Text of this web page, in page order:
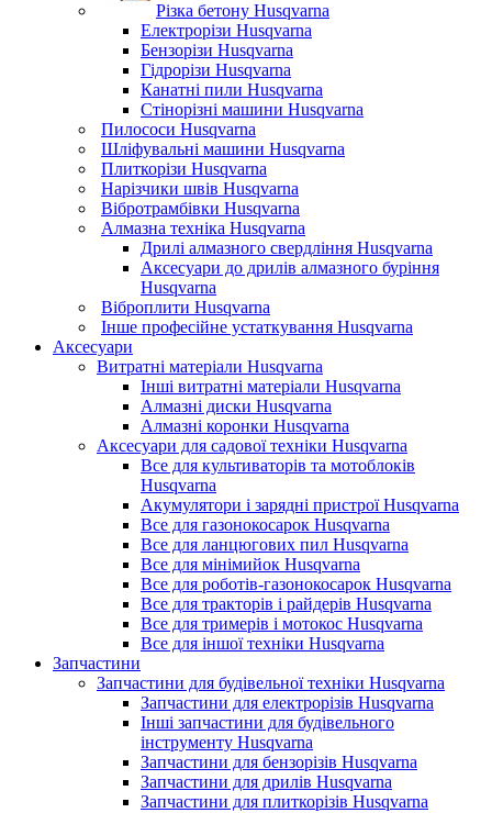
Різка бетону Husqvarna
Електрорізи Husqvarna
Бензорізи Husqvarna
Гідрорізи Husqvarna
Канатні пили Husqvarna
Стінорізні машини Husqvarna
Пилососи Husqvarna
Шліфувальні машини Husqvarna
Плиткорізи Husqvarna
Нарізчики швів Husqvarna
Вібротрамбівки Husqvarna
Алмазна техніка Husqvarna
Дрилі алмазного свердління Husqvarna
Аксесуари до дрилів алмазного буріння
Husqvarna
Віброплити Husqvarna
Інше професійне устаткування Husqvarna
Аксесуари
Витратні матеріали Husqvarna
Інші витратні матеріали Husqvarna
Алмазні диски Husqvarna
Алмазні коронки Husqvarna
Аксесуари для садової техніки Husqvarna
Все для культиваторів та мотоблоків
Husqvarna
Акумулятори і зарядні пристрої Husqvarna
Все для газонокосарок Husqvarna
Все для ланцюгових пил Husqvarna
Все для мінімийок Husqvarna
Все для роботів-газонокосарок Husqvarna
Все для тракторів і райдерів Husqvarna
Все для тримерів і мотокос Husqvarna
Все для іншої техніки Husqvarna
Запчастини
Запчастини для будівельної техніки Husqvarna
Запчастини для електрорізів Husqvarna
Інші запчастини для будівельного
інструменту Husqvarna
Запчастини для бензорізів Husqvarna
Запчастини для дрилів Husqvarna
Запчастини для плиткорізів Husqvarna